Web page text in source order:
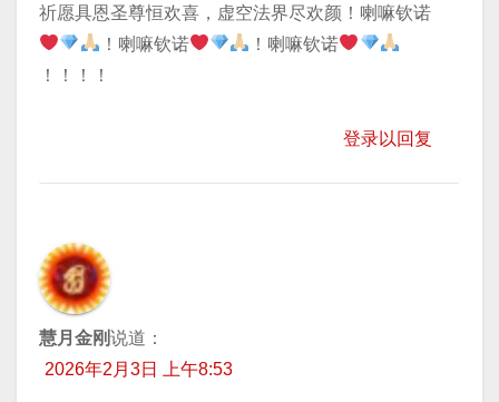
祈愿具恩圣尊恒欢喜，虚空法界尽欢颜！喇嘛钦诺
！喇嘛钦诺
！喇嘛钦诺
！！！！
登录以回复
慧月金刚说道：
2026年2月3日 上午8:53